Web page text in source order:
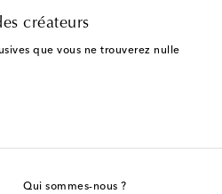
créateurs
que vous ne trouverez nulle
Qui sommes-nous ?